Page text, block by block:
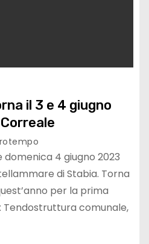
il 3 e 4 giugno
4 giugno 2023
di Stabia. Torna
per la prima
Tendostruttura comunale,